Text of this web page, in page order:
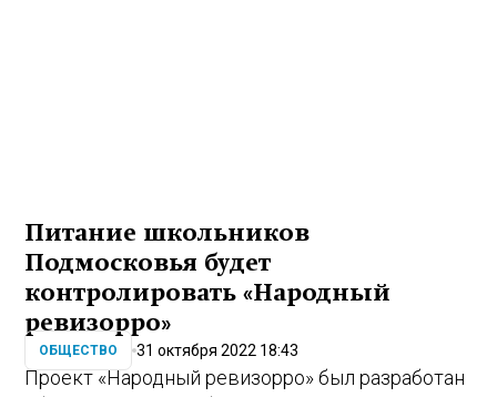
Питание школьников
Подмосковья будет
контролировать «Народный
ревизорро»
ОБЩЕСТВО 31 октября 2022 18:43
Проект «Народный ревизорро» был разработан